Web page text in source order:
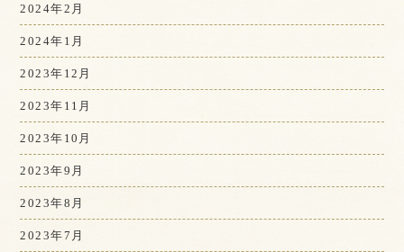
2024年2月
2024年1月
2023年12月
2023年11月
2023年10月
2023年9月
2023年8月
2023年7月